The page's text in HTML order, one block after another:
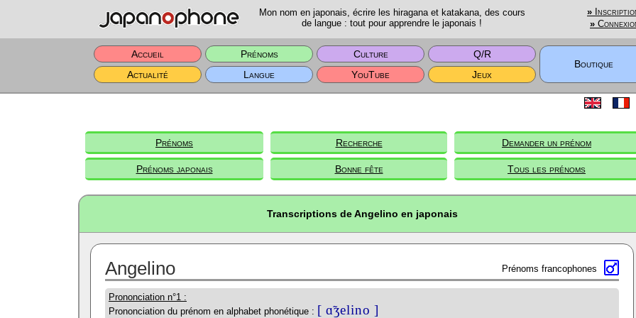
Mon nom en japonais, écrire les hiragana et katakana, des cours
de langue : tout pour apprendre le japonais !
»
»
Accueil Prénoms Culture
Q/R
Boutique
Actualité
Langue YouTube Jeux
Prénoms Recherche Demander un prénom
Prénoms japonais Bonne fête Tous les prénoms
Transcriptions de Angelino en japonais
Angelino Prénoms francophones
Prononciation n°1 :
Prononciation du prénom en alphabet phonétique : [ ɑ̃ʒelino ]